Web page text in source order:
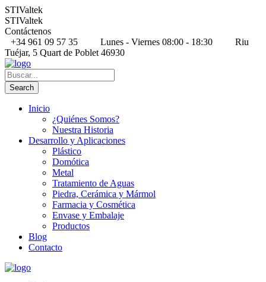
STIValtek
STIValtek
Contáctenos
+34 961 09 57 35
Lunes - Viernes 08:00 - 18:30
Riu
Tuéjar, 5 Quart de Poblet 46930
Inicio
¿Quiénes Somos?
Nuestra Historia
Desarrollo y Aplicaciones
Plástico
Domótica
Metal
Tratamiento de Aguas
Piedra, Cerámica y Mármol
Farmacia y Cosmética
Envase y Embalaje
Productos
Blog
Contacto